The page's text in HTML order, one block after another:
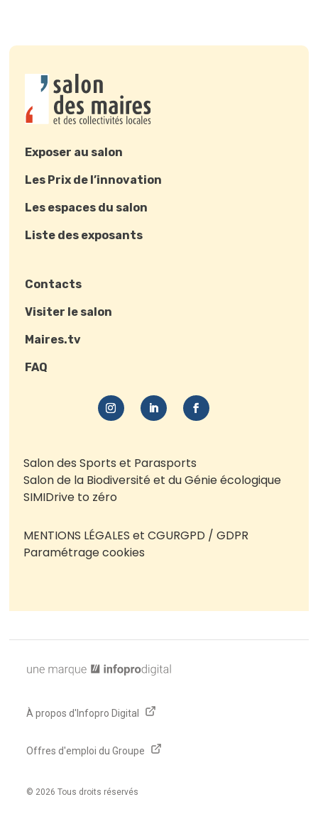
Exposer au salon
Les Prix de l’innovation
Les espaces du salon
Liste des exposants
Contacts
Visiter le salon
Maires.tv
FAQ
Salon des Sports et Parasports
Salon de la Biodiversité et du Génie écologique
SIMIDrive to zéro
MENTIONS LÉGALES et CGURGPD / GDPR
Paramétrage cookies